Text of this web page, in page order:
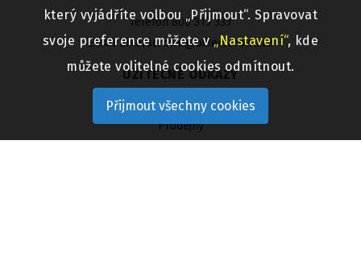
který vyjádříte volbou „Přijmout“. Spravovat
svoje preference můžete v„Nastavení“, kde
můžete volitelné cookies odmítnout.
Přijmout všechny cookies
Telefon 800 313 333
Emailbikerscrown@bikerscrown.cz
UŽITEČNÉ ODKAZY
Aktuality
Prodejny